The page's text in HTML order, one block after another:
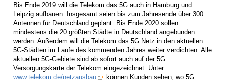
Bis Ende 2019 will die Telekom das 5G auch in Hamburg und
Leipzig aufbauen. Insgesamt seien bis zum Jahresende über 300
Antennen für Deutschland geplant. Bis Ende 2020 sollen
mindestens die 20 größten Städte in Deutschland angebunden
werden. Außerdem will die Telekom das 5G Netz in den aktuellen
5G-Städten im Laufe des kommenden Jahres weiter verdichten. Alle
aktuellen 5G-Gebiete sind ab sofort auch auf der 5G
Versorgungskarte der Telekom eingezeichnet. Unter
www.telekom.de/netzausbau
können Kunden sehen, wo 5G